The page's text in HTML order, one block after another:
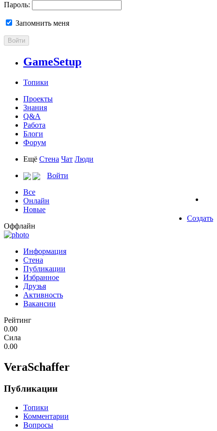
Пароль:
Запомнить меня
Войти
GameSetup
Топики
Проекты
Знания
Q&A
Работа
Блоги
Форум
Ещё Стена Чат Люди
Войти
Все
Онлайн
Новые
Создать
Оффлайн
Информация
Стена
Публикации
Избранное
Друзья
Активность
Вакансии
Рейтинг
0.00
Сила
0.00
VeraSchaffer
Публикации
Топики
Комментарии
Вопросы